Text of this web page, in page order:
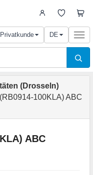
Privatkunde DE
(Drosseln)
100KLA) ABC
ABC